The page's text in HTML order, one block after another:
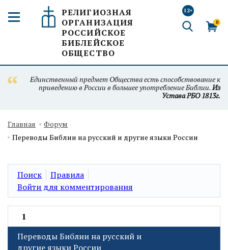
РЕЛИГИОЗНАЯ
ОРГАНИЗАЦИЯ
РОССИЙСКОЕ
БИБЛЕЙСКОЕ
ОБЩЕСТВО
12+
0
Единственный предмет Общества есть способствование к
приведению в России в большее употребление Библии.Из
Устава РБО 1813г.
Главная
Форум
Переводы Библии на русский и другие языки России
Поиск
Правила
Войти для комментирования
1
Переводы Библии на русский и
другие языки России